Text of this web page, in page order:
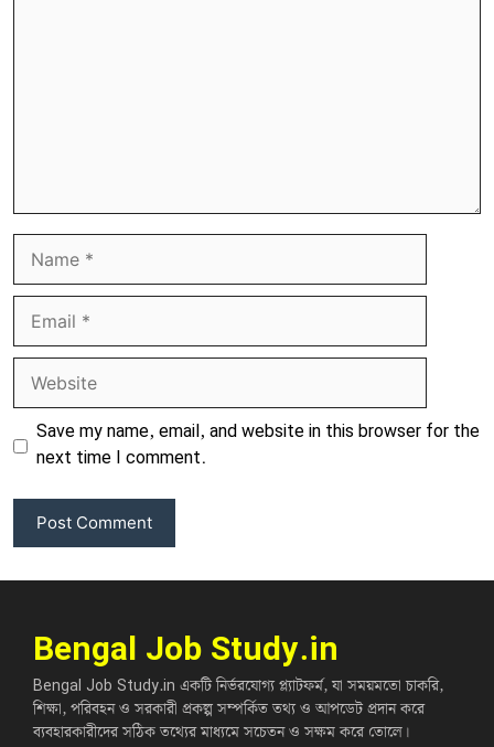
Name
Email
Website
Save my name, email, and website in this browser for the
next time I comment.
Bengal Job Study.in
Bengal Job Study.in একটি নির্ভরযোগ্য প্ল্যাটফর্ম, যা সময়মতো চাকরি,
শিক্ষা, পরিবহন ও সরকারী প্রকল্প সম্পর্কিত তথ্য ও আপডেট প্রদান করে
ব্যবহারকারীদের সঠিক তথ্যের মাধ্যমে সচেতন ও সক্ষম করে তোলে।